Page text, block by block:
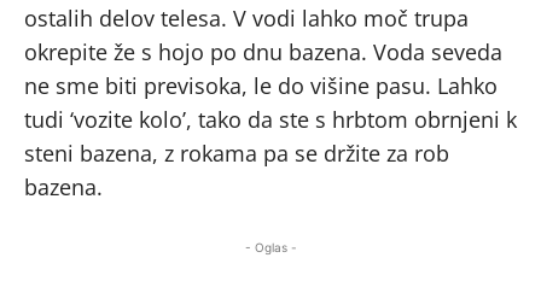
ostalih delov telesa. V vodi lahko moč trupa
okrepite že s hojo po dnu bazena. Voda seveda
ne sme biti previsoka, le do višine pasu. Lahko
tudi ‘vozite kolo’, tako da ste s hrbtom obrnjeni k
steni bazena, z rokama pa se držite za rob
bazena.
- Oglas -